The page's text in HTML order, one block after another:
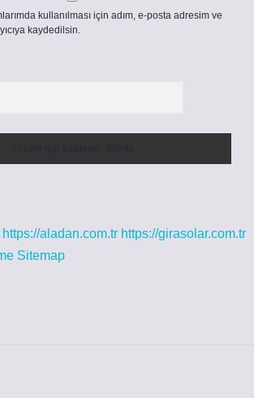
kullanılması için adım, e-posta adresim ve
kaydedilsin.
https://aladan.com.tr https://girasolar.com.tr
Sitemap